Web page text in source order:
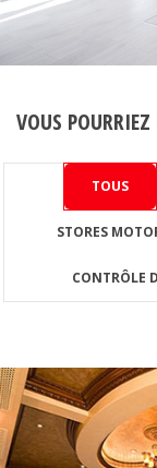
VOUS POURRIEZ
TOUS
STORES
CONTRÔLE